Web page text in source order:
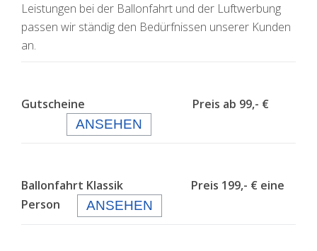
Leistungen bei der Ballonfahrt und der Luftwerbung
passen wir ständig den Bedürfnissen unserer Kunden
an.
Gutscheine Preis ab 99,- €
ANSEHEN
Ballonfahrt Klassik Preis 199,- € eine
Person
ANSEHEN